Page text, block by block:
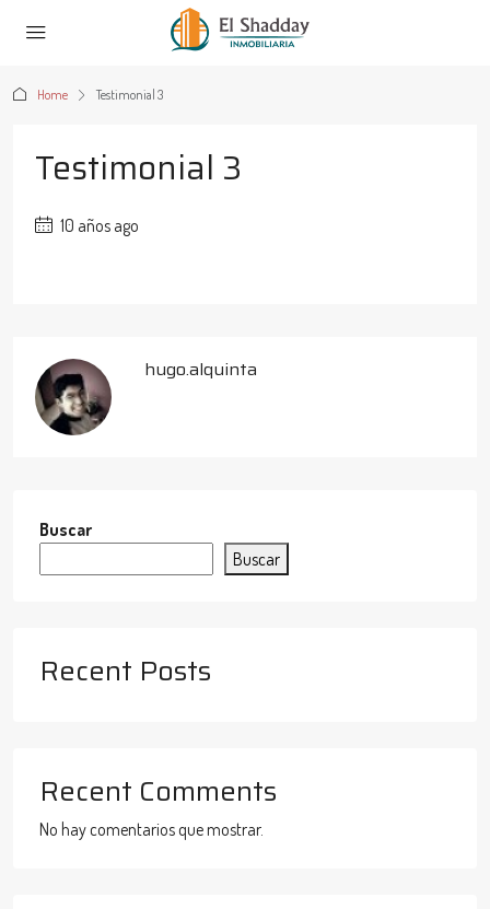
Home Testimonial 3
Testimonial 3
10 años ago
hugo.alquinta
Buscar
Buscar
Recent Posts
Recent Comments
No hay comentarios que mostrar.